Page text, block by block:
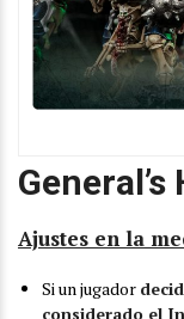
Ajustes en la
Si un jugador
considerado el